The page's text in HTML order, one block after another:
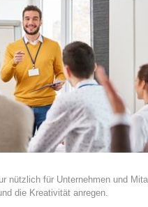
nützlich für Unternehmen und
die Kreativität anregen.